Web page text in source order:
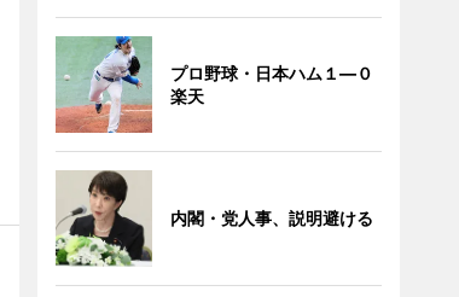
プロ野球・日本ハム１―０
楽天
内閣・党人事、説明避ける